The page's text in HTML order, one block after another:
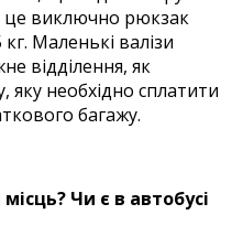
це виключно рюкзак
Маленькі валізи
відділення, як
необхідно сплатити
багажу.
Чи є в автобусі